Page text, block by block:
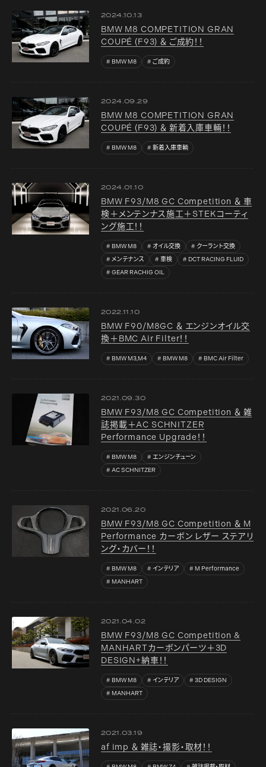
2024.10.13
BMW M8 COMPETITION GRAN
COUPÉ (F93) ＆ ご成約！！
BMW M8 ご成約
2024.09.29
BMW M8 COMPETITION GRAN
COUPÉ (F93) ＆ 新着入庫車輛！！
BMW M8 新着入庫車輌
2024.01.10
BMW F93/M8 GC Competition ＆ 車
検＋メンテンナス施工＋STEKコーティ
ング施工！！
BMW M8 オイル交換
クーラント交換
メンテナンス
車検
DCT RACING FLUID
GEAR RACHIG OIL
2022.11.10
BMW F90/M8GC ＆ エンジンオイル交
換＋BMC Air Filter！！
BMW M3,M4 BMW M8 BMC Air Filter
2021.09.30
BMW F93/M8 GC Competition ＆ 雑
誌掲載＋AC SCHNITZER
Performance Upgrade！！
BMW M8
エンジンチューン
AC SCHNITZER
2021.06.20
BMW F93/M8 GC Competition ＆ M
Performance カーボン レザー ステアリ
ング・カバー！！
BMW M8 インテリア
M Performance
MANHART
2021.04.02
BMW F93/M8 GC Competition &
MANHARTカーボンパーツ＋3D
DESIGN+納車！！
BMW M8 インテリア
3D DESIGN
MANHART
2021.03.19
af imp ＆ 雑誌・撮影・取材！！